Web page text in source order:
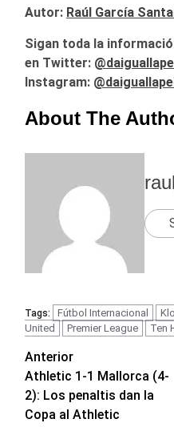
Autor: Raúl García
Sigan toda la
en Twitter:
Instagram:
About The
Tags: Fútbol Internacional
United
Premier League Ten
Navegación
de
entradas
Anterior
Athletic 1-1 Mallorca (4-
2): Los penaltis dan la
Copa al Athletic